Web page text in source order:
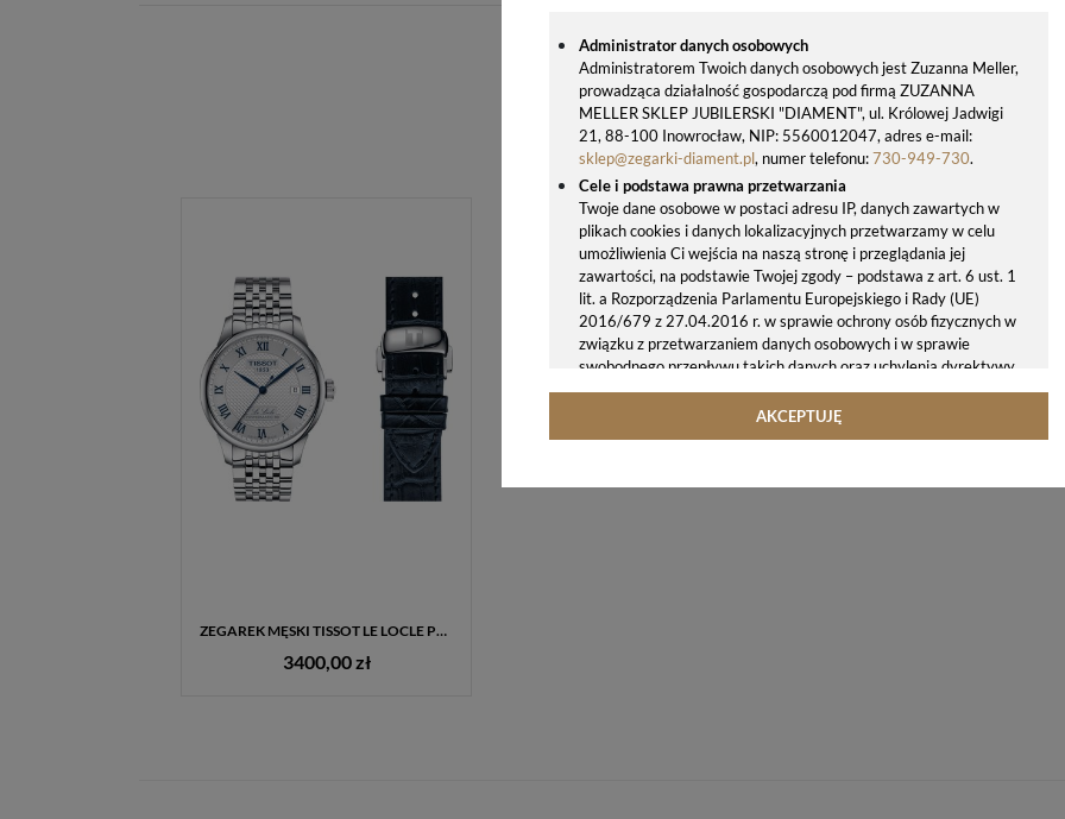
Administrator danych osobowych
Administratorem Twoich danych osobowych jest Zuzanna Meller,
prowadząca działalność gospodarczą pod firmą ZUZANNA
MELLER SKLEP JUBILERSKI "DIAMENT", ul. Królowej Jadwigi
21, 88-100 Inowrocław, NIP: 5560012047, adres e-mail:
sklep@zegarki-diament.pl, numer telefonu:730-949-730.
Cele i podstawa prawna przetwarzania
Twoje dane osobowe w postaci adresu IP, danych zawartych w
plikach cookies i danych lokalizacyjnych przetwarzamy w celu
umożliwienia Ci wejścia na naszą stronę i przeglądania jej
zawartości, na podstawie Twojej zgody – podstawa z art. 6 ust. 1
lit. a Rozporządzenia Parlamentu Europejskiego i Rady (UE)
2016/679 z 27.04.2016 r. w sprawie ochrony osób fizycznych w
związku z przetwarzaniem danych osobowych i w sprawie
swobodnego przepływu takich danych oraz uchylenia dyrektywy
95/46/WE (ogólne rozporządzenie o ochronie danych, tj. RODO).
Twoje dane osobowe możemy udostępniać hostingodawcy. Takie
zgodnie z naszymi poleceniami. Przekazujemy Twoje dane poza
AKCEPTUJĘ
OSTATNIO OGLĄDANE PRODUKTY
ZEGAREK MĘSKI TISSOT LE LOCLE POWERMATIC 80 20TH ANNIVERSARY T006.407.11.033.03 – SREBRNA TARCZA, NIEBIESKIE INDEKSY
3400,00 zł